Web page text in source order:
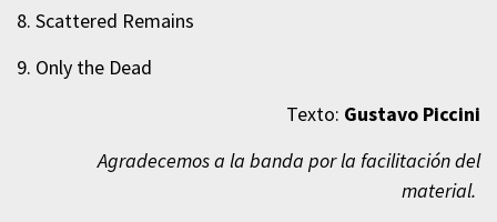
8. Scattered Remains
9. Only the Dead
Texto: Gustavo Piccini
Agradecemos a la banda por la facilitación del
material.